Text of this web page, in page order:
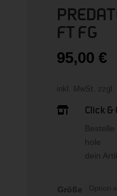
FT FG
95,00 €
inkl. MwSt. zzgl.
 Click &
hole
dein
Größe